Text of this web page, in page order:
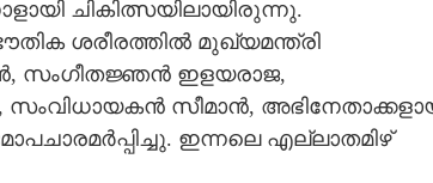
ചികിത്സയിലായിരുന്നു.
ശരീരത്തിൽ മുഖ്യമന്ത്രി
സംഗീതജ്ഞൻ ഇളയരാജ,
സീമാൻ,
ഇന്നലെ എല്ലാതമിഴ്